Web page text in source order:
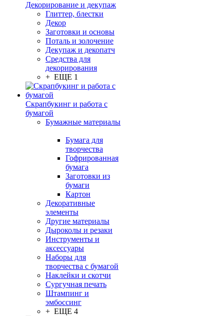
Декорирование и декупаж
Глиттер, блестки
Декор
Заготовки и основы
Поталь и золочение
Декупаж и декопатч
Средства для
декорирования
+ ЕЩЕ 1
Скрапбукинг и работа с
бумагой
Бумажные материалы
Бумага для
творчества
Гофрированная
бумага
Заготовки из
бумаги
Картон
Декоративные
элементы
Другие материалы
Дыроколы и резаки
Инструменты и
аксессуары
Наборы для
творчества с бумагой
Наклейки и скотчи
Сургучная печать
Штампинг и
эмбоссинг
+ ЕЩЕ 4